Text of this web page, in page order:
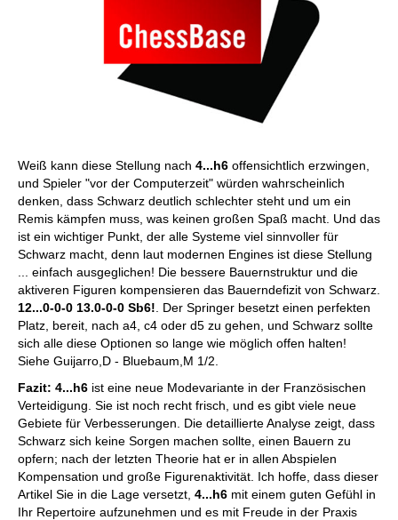
Weiß kann diese Stellung nach 4...h6 offensichtlich erzwingen,
und Spieler "vor der Computerzeit" würden wahrscheinlich
denken, dass Schwarz deutlich schlechter steht und um ein
Remis kämpfen muss, was keinen großen Spaß macht. Und das
ist ein wichtiger Punkt, der alle Systeme viel sinnvoller für
Schwarz macht, denn laut modernen Engines ist diese Stellung
... einfach ausgeglichen! Die bessere Bauernstruktur und die
aktiveren Figuren kompensieren das Bauerndefizit von Schwarz.
12...0-0-0 13.0-0-0 Sb6! . Der Springer besetzt einen perfekten
Platz, bereit, nach a4, c4 oder d5 zu gehen, und Schwarz sollte
sich alle diese Optionen so lange wie möglich offen halten!
Siehe Guijarro,D - Bluebaum,M 1/2.
Fazit: 4...h6 ist eine neue Modevariante in der Französischen
Verteidigung. Sie ist noch recht frisch, und es gibt viele neue
Gebiete für Verbesserungen. Die detaillierte Analyse zeigt, dass
Schwarz sich keine Sorgen machen sollte, einen Bauern zu
opfern; nach der letzten Theorie hat er in allen Abspielen
Kompensation und große Figurenaktivität. Ich hoffe, dass dieser
Artikel Sie in die Lage versetzt, 4...h6 mit einem guten Gefühl in
Ihr Repertoire aufzunehmen und es mit Freude in der Praxis